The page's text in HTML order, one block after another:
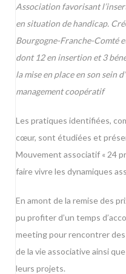
Association favorisant
en situation de handicap.
Bourgogne-Franche-Comté
dont 12 en insertion et 3
la mise en place en son sein
management coopératif
Les pratiques identifiées,
cœur, sont étudiées et
Mouvement associatif « 24
faire vivre les dynamiques
En amont de la remise des
pu profiter d’un temps
meeting pour rencontrer
de la vie associative ainsi
leurs projets.